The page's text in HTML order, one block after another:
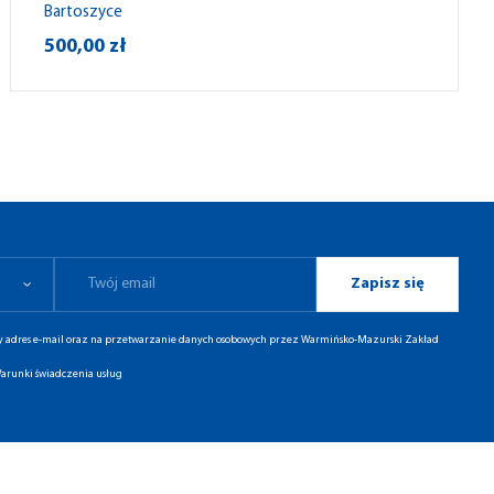
Bartoszyce
500,00 zł
Zapisz się
e-mail oraz na przetwarzanie danych osobowych przez Warmińsko-Mazurski Zakład
świadczenia usług